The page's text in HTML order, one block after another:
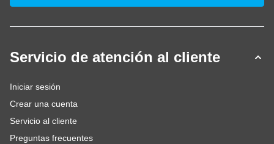
Servicio de atención al cliente
Iniciar sesión
Crear una cuenta
Servicio al cliente
Preguntas frecuentes